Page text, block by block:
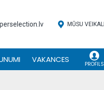
MŪSU VEIKALI
VAKANCES PROFILS